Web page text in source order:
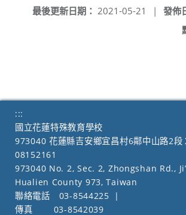
發佈
最後更新日期： 2021-05-21
|
:::
國立花蓮特殊教育學校
973040 花蓮縣吉安鄉宜昌村6鄰中山路2段
08152161
973040 No. 2, Sec. 2, Zhongshan Rd.,
Hualien County 973, Taiwan
聯絡電話
03-8544225
|
傳真
03-8542039